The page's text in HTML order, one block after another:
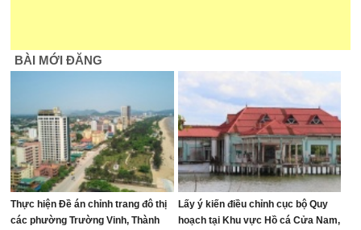
BÀI MỚI ĐĂNG
Thực hiện Đề án chỉnh trang đô thị
các phường Trường Vinh, Thành
Lấy ý kiến điều chỉnh cục bộ Quy
hoạch tại Khu vực Hồ cá Cửa Nam,